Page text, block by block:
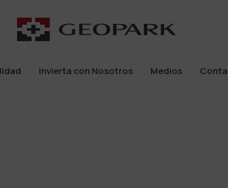
Invierta con Nosotros
Medios